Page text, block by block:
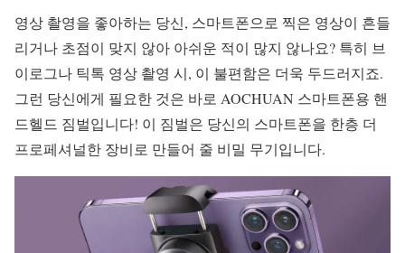
영상 촬영을 좋아하는 당신, 스마트폰으로 찍은 영상이 흔들
리거나 초점이 맞지 않아 아쉬운 적이 많지 않나요? 특히 브
이로그나 틱톡 영상 촬영 시, 이 불편함은 더욱 두드러지죠.
그런 당신에게 필요한 것은 바로 AOCHUAN 스마트폰용 핸
드헬드 짐벌입니다! 이 짐벌은 당신의 스마트폰을 한층 더
프로페셔널한 장비로 만들어 줄 비밀 무기입니다.